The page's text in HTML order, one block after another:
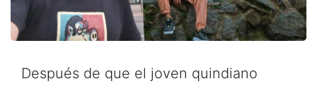
Después de que el joven quindiano